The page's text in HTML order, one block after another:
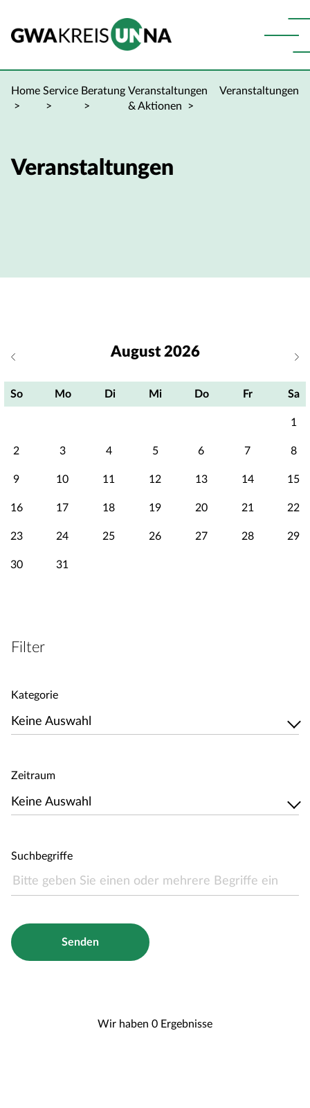
Home Service Beratung Veranstaltungen
& Aktionen
Veranstaltungen
Veranstaltungen
August 2026
So Mo Di Mi Do Fr Sa
1
2 3 4 5 6 7 8
9 10 11 12 13 14 15
16 17 18 19 20 21 22
23 24 25 26 27 28 29
30 31
Filter
Kategorie
Keine Auswahl
Zeitraum
Keine Auswahl
Suchbegriffe
Senden
Wir haben 0 Ergebnisse